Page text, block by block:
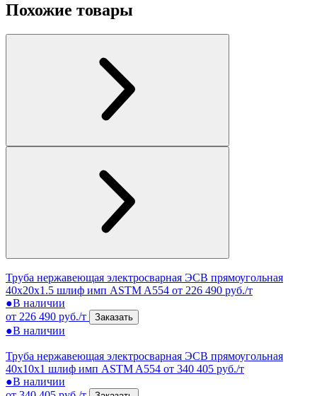
Похожие товары
Труба нержавеющая электросварная ЭСВ прямоугольная
40x20x1.5 шлиф имп ASTM A554 от 226 490 руб./т
●В наличии
от 226 490 руб./т
Заказать
●В наличии
Труба нержавеющая электросварная ЭСВ прямоугольная
40x10x1 шлиф имп ASTM A554 от 340 405 руб./т
●В наличии